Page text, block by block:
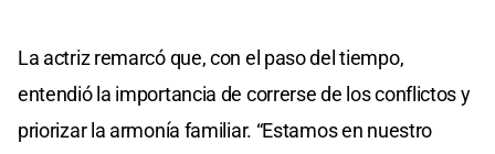
La actriz remarcó que, con el paso del tiempo,
entendió la importancia de correrse de los conflictos y
priorizar la armonía familiar. “Estamos en nuestro